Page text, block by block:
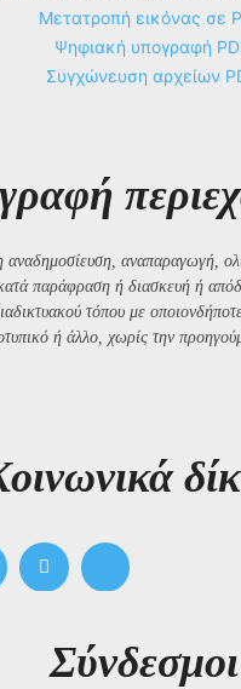
Μετατροπή εικόνας σε
Ψηφιακή υπογραφή
Συγχώνευση αρχείων
αναδημοσίευση, αναπαραγωγή,
παράφραση ή διασκευή ή
τόπου με
ή άλλο, χωρίς την
Σύνδεσμοι